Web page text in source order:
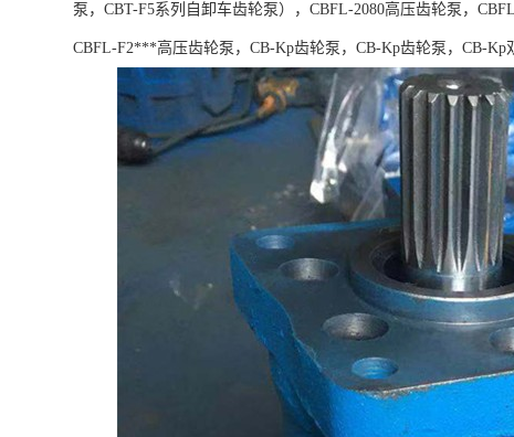
泵，CBT-F5系列自卸车齿轮泵），CBFL-2080高压齿轮泵，
CBFL-F2***高压齿轮泵，CB-Kp齿轮泵，CB-Kp齿轮泵，CB-Kp